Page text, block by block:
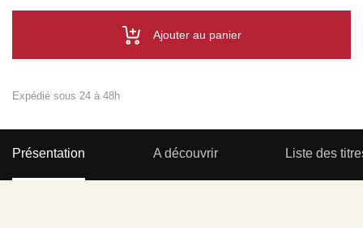
Ajouter au panier
Expédié sous 24 à 48h
Présentation A découvrir Liste des